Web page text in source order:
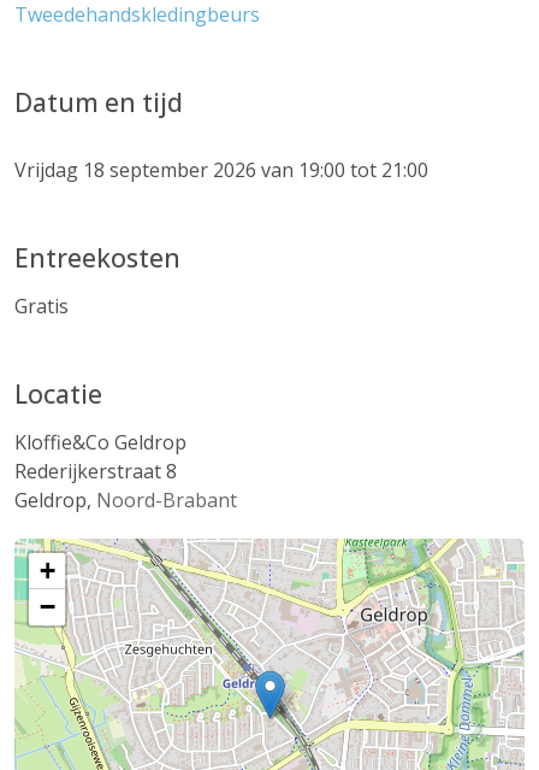
Tweedehandskledingbeurs
Datum en tijd
Vrijdag 18 september 2026 van 19:00 tot 21:00
Entreekosten
Gratis
Locatie
Kloffie&Co Geldrop
Rederijkerstraat 8
Geldrop, Noord-Brabant
+
−